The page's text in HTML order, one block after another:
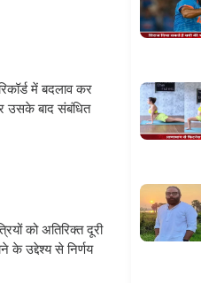
में बदलाव कर
उसके बाद संबंधित
को अतिरिक्त दूरी
के उद्देश्य से निर्णय